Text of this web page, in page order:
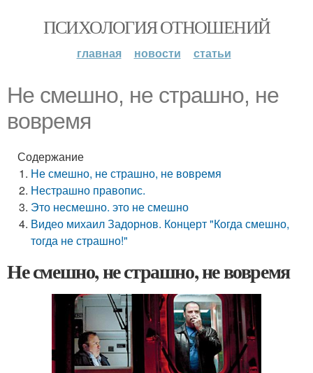
ПСИХОЛОГИЯ ОТНОШЕНИЙ
главная новости статьи
Не смешно, не страшно, не
вовремя
Содержание
Не смешно, не страшно, не вовремя
Нестрашно правопис.
Это несмешно. это не смешно
Видео михаил Задорнов. Концерт "Когда смешно,
тогда не страшно!"
Не смешно, не страшно, не вовремя